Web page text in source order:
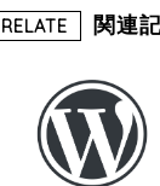
RELATE 関連